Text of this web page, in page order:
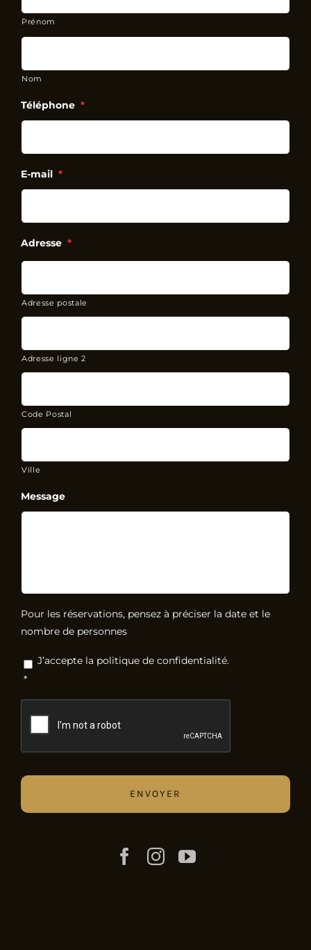
Prénom
Nom
Téléphone *
E-mail *
Adresse *
Adresse postale
Adresse ligne 2
Code Postal
Ville
Message
Pour les réservations, pensez à préciser la date et le
nombre de personnes
RGPD *
J’accepte la politique de confidentialité.
*